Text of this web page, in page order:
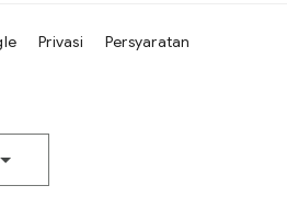
Privasi Persyaratan